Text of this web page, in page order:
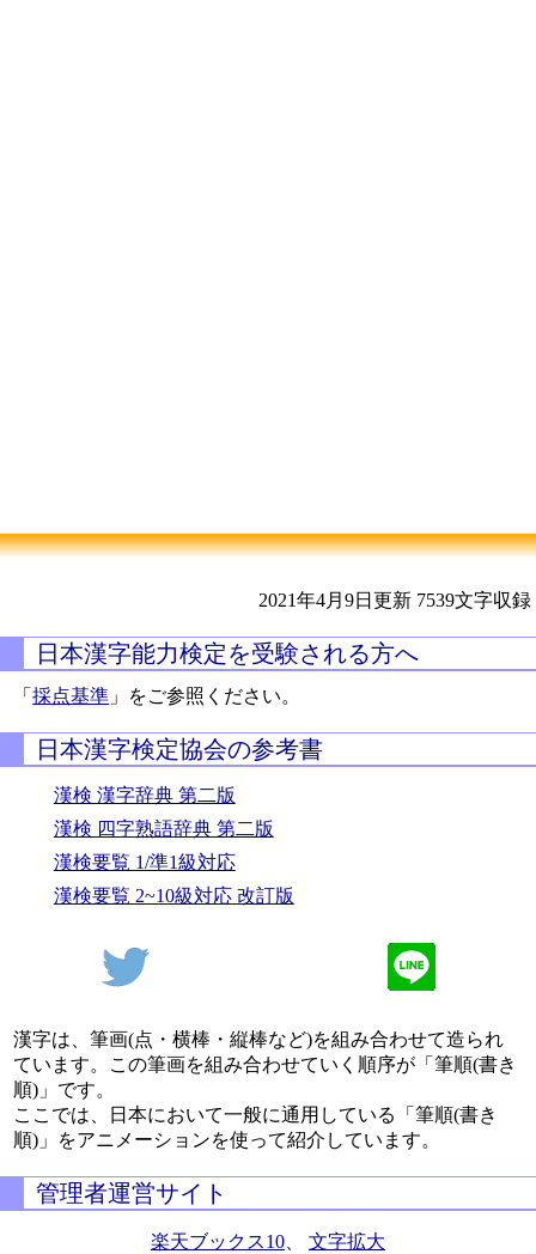
2021年4月9日更新 7539文字収録
日本漢字能力検定を受験される方へ
「採点基準 」をご参照ください。
日本漢字検定協会の参考書
漢検 漢字辞典 第二版
漢検 四字熟語辞典 第二版
漢検要覧 1/準1級対応
漢検要覧 2~10級対応 改訂版
漢字は、筆画(点・横棒・縦棒など)を組み合わせて造られ
ています。この筆画を組み合わせていく順序が「筆順(書き
順)」です。
ここでは、日本において一般に通用している「筆順(書き
順)」をアニメーションを使って紹介しています。
管理者運営サイト
楽天ブックス10 文字拡大